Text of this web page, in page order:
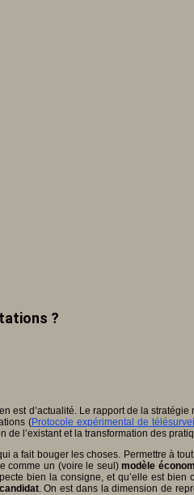
?
est d’actualité. Le rapport de la
(Protocole expérimental de
l’existant et la transformation des
a fait bouger les choses. Permettre à
comme un (voire le seul)modèle
bien la consigne, et qu’elle est
. On est dans la dimension de